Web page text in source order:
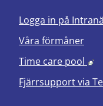
Logga in på
Våra förmåner
Time care pool
Fjärrsupport via